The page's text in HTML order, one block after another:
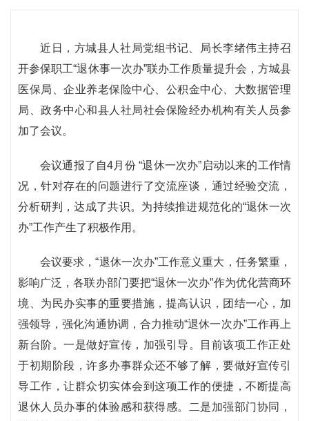
近日，方城县人社局党组书记、局长李绪伟主持召
开参保职工“退休事一次办”联办工作质量提升会，方城县
医保局、企业养老保险中心、公积金中心、大数据管理
局、政务中心和县人社局社会保险经办机构有关人员参
加了会议。
会议通报了自4月份 “退休一次办”启动以来的工作情
况，针对存在的问题进行了交流座谈，通过经验交流，
分析研判，达成了共识。为持续推进规范化的“退休一次
办”工作产生了积极作用。
会议要求，“退休一次办”工作意义重大，任务繁重，
影响广泛，各联办部门要把“退休一次办”作为优化营商环
境、为民办实事的重要措施，提高认识，团结一心，加
强领导，强化沟通协调，合力推动“退休一次办”工作再上
新台阶。一是做好宣传，加强引导。目前该项工作正处
于初期阶段，许多办事群众还不够了解，要做好宣传引
导工作，让群众切实体会到这项工作的便捷，不断提高
退休人员办事的体验感和获得感。二是加强部门协同，